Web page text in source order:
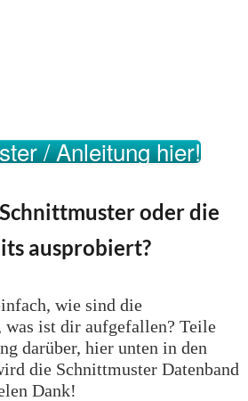
/ Anleitung hier!
oder die
ausprobiert?
wie sind die
was ist dir aufgefallen? Teile
darüber, hier unten in den
die Schnittmuster Datenband
Dank!